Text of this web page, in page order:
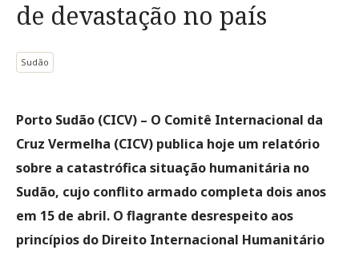
de devastação no país
Sudão
Porto Sudão (CICV) – O Comitê Internacional da
Cruz Vermelha (CICV) publica hoje um relatório
sobre a catastrófica situação humanitária no
Sudão, cujo conflito armado completa dois anos
em 15 de abril. O flagrante desrespeito aos
princípios do Direito Internacional Humanitário